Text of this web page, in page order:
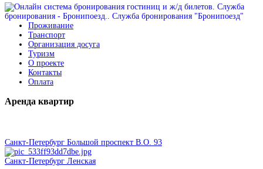
Проживание
Транспорт
Организация досуга
Туризм
О проекте
Контакты
Оплата
Аренда квартир
Санкт-Петербург Большой проспект В.О. 93
Санкт-Петербург Ленская